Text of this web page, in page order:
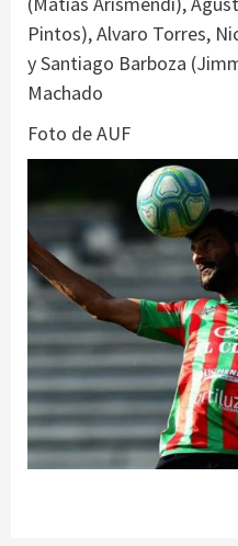
Pintos), Alvaro Torres,
y Santiago Barboza
Machado
Foto de AUF